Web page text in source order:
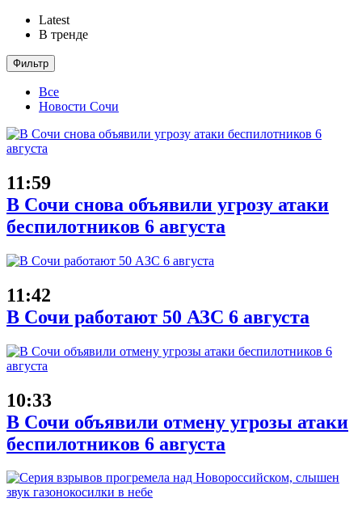
Latest
В тренде
Фильтр
Все
Новости Сочи
11:59
В Сочи снова объявили угрозу атаки
беспилотников 6 августа
11:42
В Сочи работают 50 АЗС 6 августа
10:33
В Сочи объявили отмену угрозы атаки
беспилотников 6 августа